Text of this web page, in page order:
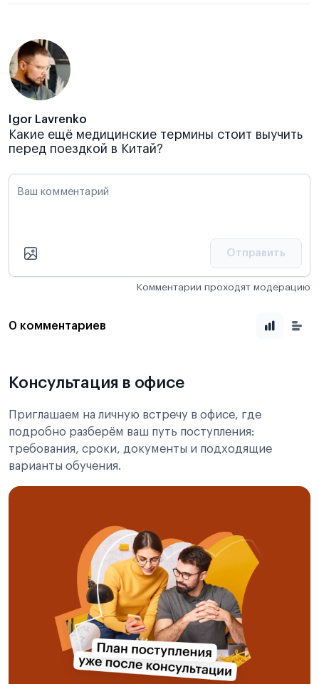
Igor Lavrenko
Какие ещё медицинские термины стоит выучить
перед поездкой в Китай?
Ваш комментарий
Отправить
Комментарии проходят модерацию
0 комментариев
Консультация в офисе
Приглашаем на личную встречу в офисе, где
подробно разберём ваш путь поступления:
требования, сроки, документы и подходящие
варианты обучения.